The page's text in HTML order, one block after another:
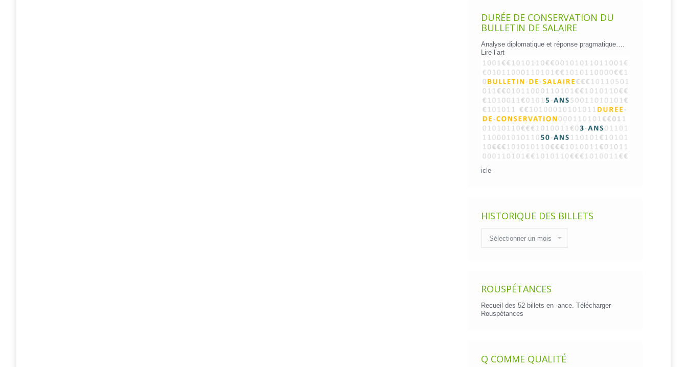
DURÉE DE CONSERVATION DU
BULLETIN DE SALAIRE
Analyse diplomatique et réponse pragmatique….
Lire l’art
icle
HISTORIQUE DES BILLETS
des
billets
ROUSPÉTANCES
Recueil des 52 billets en -ance. Télécharger
Rouspétances
Q COMME QUALITÉ